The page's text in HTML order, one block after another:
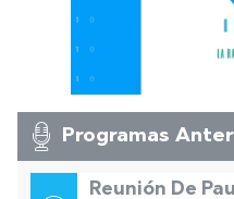
Programas
Reunión De